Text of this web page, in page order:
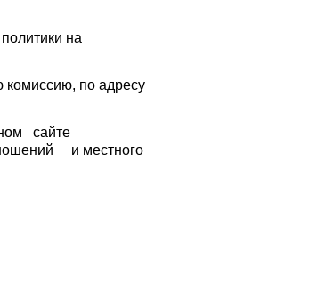
на
комиссию, по адресу
сайте
и местного